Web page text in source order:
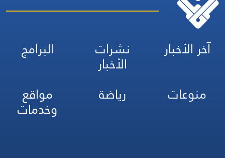
آخر الأخبار نشرات
الأخبار
البرامج
منوعات
رياضة مواقع
وخدمات